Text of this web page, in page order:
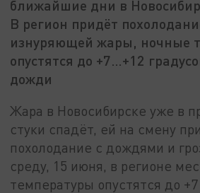
ближайшие дни в
В регион придёт
изнуряющей жары, ночные
опустятся до +7…+12
дожди
Жара в Новосибирске уже в
стуки спадёт, ей на смену
похолодание с дождями и
среду, 15 июня, в регионе
температуры опустятся до +7